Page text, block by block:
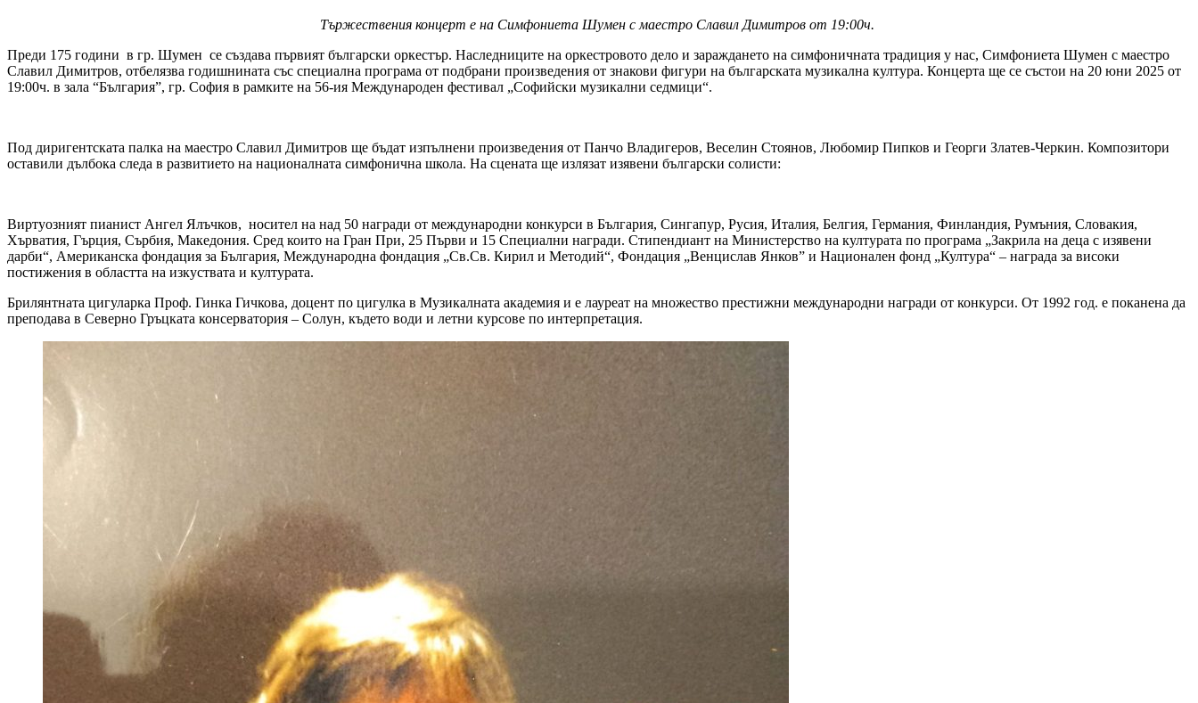
Тържествения концерт е на Симфониета Шумен с маестро Славил Димитров от 19:00ч.
Преди 175 години в гр. Шумен се създава първият български оркестър. Наследниците на оркестровото дело и зараждането на симфоничната традиция у нас, Симфониета Шумен с маестро
Славил Димитров, отбелязва годишнината със специална програма от подбрани произведения от знакови фигури на българската музикална култура. Концерта ще се състои на 20 юни 2025 от
19:00ч. в зала “България”, гр. София в рамките на 56-ия Международен фестивал „Софийски музикални седмици“.
Под диригентската палка на маестро Славил Димитров ще бъдат изпълнени произведения от Панчо Владигеров, Веселин Стоянов, Любомир Пипков и Георги Златев-Черкин. Композитори
оставили дълбока следа в развитието на националната симфонична школа. На сцената ще излязат изявени български солисти:
Виртуозният пианист Ангел Ялъчков, носител на над 50 награди от международни конкурси в България, Сингапур, Русия, Италия, Белгия, Германия, Финландия, Румъния, Словакия,
Хърватия, Гърция, Сърбия, Македония. Сред които на Гран При, 25 Първи и 15 Специални награди. Стипендиант на Министерство на културата по програма „Закрила на деца с изявени
дарби“, Американска фондация за България, Международна фондация „Св.Св. Кирил и Методий“, Фондация „Венцислав Янков” и Национален фонд „Култура“ – награда за високи
постижения в областта на изкуствата и културата.
Брилянтната цигуларка Проф. Гинка Гичкова, доцент по цигулка в Музикалната академия и е лауреат на множество престижни международни награди от конкурси. От 1992 год. е поканена да
преподава в Северно Гръцката консерватория – Солун, където води и летни курсове по интерпретация.